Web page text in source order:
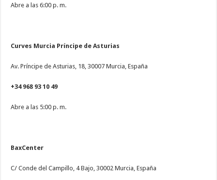
Abre a las 6:00 p. m.
Curves Murcia Príncipe de Asturias
Av. Príncipe de Asturias, 18, 30007 Murcia, España
+34 968 93 10 49
Abre a las 5:00 p. m.
BaxCenter
C/ Conde del Campillo, 4 Bajo, 30002 Murcia, España